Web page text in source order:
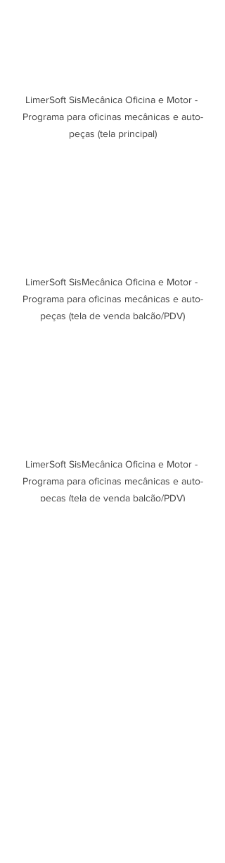
LimerSoft SisMecânica Oficina e Motor -
Programa para oficinas mecânicas e auto-
peças (tela principal)
LimerSoft SisMecânica Oficina e Motor -
Programa para oficinas mecânicas e auto-
peças (tela de venda balcão/PDV)
LimerSoft SisMecânica Oficina e Motor -
Programa para oficinas mecânicas e auto-
peças (tela de venda balcão/PDV)